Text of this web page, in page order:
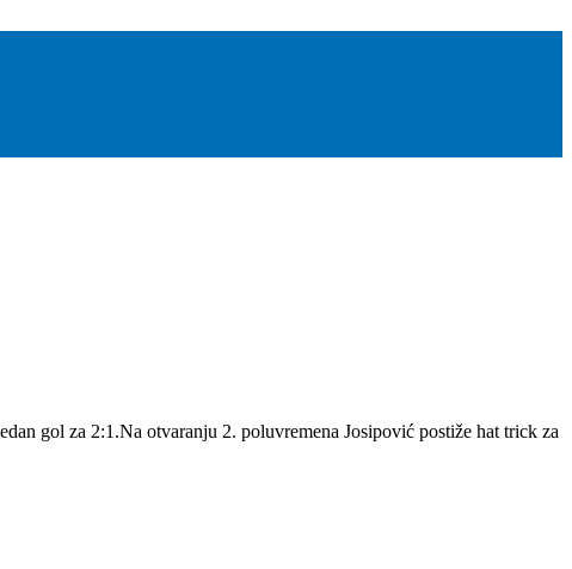
gol za 2:1.Na otvaranju 2. poluvremena Josipović postiže hat trick za